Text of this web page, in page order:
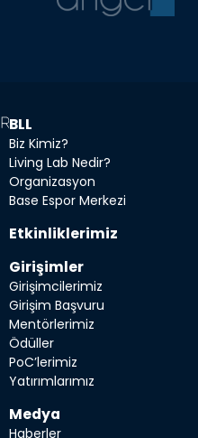
BLL
Biz Kimiz?
Living Lab Nedir?
Organizasyon
Base Espor Merkezi
Etkinliklerimiz
Girişimler
Girişimcilerimiz
Girişim Başvuru
Mentörlerimiz
Ödüller
PoC’lerimiz
Yatırımlarımız
Medya
Haberler